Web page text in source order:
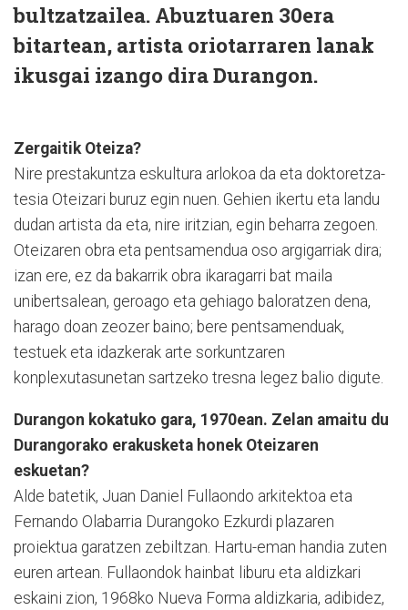
bultzatzailea. Abuztuaren 30era
bitartean, artista oriotarraren lanak
ikusgai izango dira Durangon.
Zergaitik Oteiza?
Nire prestakuntza eskultura arlokoa da eta doktoretza-
tesia Oteizari buruz egin nuen. Gehien ikertu eta landu
dudan artista da eta, nire iritzian, egin beharra zegoen.
Oteizaren obra eta pentsamendua oso argigarriak dira;
izan ere, ez da bakarrik obra ikaragarri bat maila
unibertsalean, geroago eta gehiago baloratzen dena,
harago doan zeozer baino; bere pentsamenduak,
testuek eta idazkerak arte sorkuntzaren
konplexutasunetan sartzeko tresna legez balio digute.
Durangon kokatuko gara, 1970ean. Zelan amaitu du
Durangorako erakusketa honek Oteizaren
eskuetan?
Alde batetik, Juan Daniel Fullaondo arkitektoa eta
Fernando Olabarria Durangoko Ezkurdi plazaren
proiektua garatzen zebiltzan. Hartu-eman handia zuten
euren artean. Fullaondok hainbat liburu eta aldizkari
eskaini zion, 1968ko Nueva Forma aldizkaria, adibidez,